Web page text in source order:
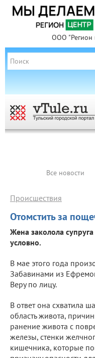
ООО "Регион
Все новости
Отомстить за
Происшествия
Жена заколола
условно.
В мае этого года
Забавинами из
Веру по лицу.
В ответ она схватила
область живота,
ранение живота с
железы, стенки
кишечника, которые